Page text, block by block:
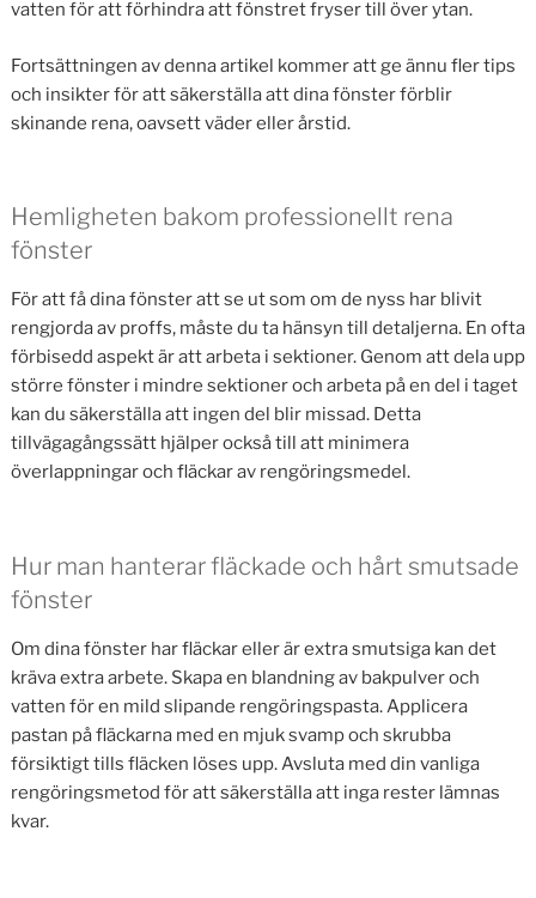
vatten för att förhindra att fönstret fryser till över ytan.
Fortsättningen av denna artikel kommer att ge ännu fler tips
och insikter för att säkerställa att dina fönster förblir
skinande rena, oavsett väder eller årstid.
Hemligheten bakom professionellt rena
fönster
För att få dina fönster att se ut som om de nyss har blivit
rengjorda av proffs, måste du ta hänsyn till detaljerna. En ofta
förbisedd aspekt är att arbeta i sektioner. Genom att dela upp
större fönster i mindre sektioner och arbeta på en del i taget
kan du säkerställa att ingen del blir missad. Detta
tillvägagångssätt hjälper också till att minimera
överlappningar och fläckar av rengöringsmedel.
Hur man hanterar fläckade och hårt smutsade
fönster
Om dina fönster har fläckar eller är extra smutsiga kan det
kräva extra arbete. Skapa en blandning av bakpulver och
vatten för en mild slipande rengöringspasta. Applicera
pastan på fläckarna med en mjuk svamp och skrubba
försiktigt tills fläcken löses upp. Avsluta med din vanliga
rengöringsmetod för att säkerställa att inga rester lämnas
kvar.